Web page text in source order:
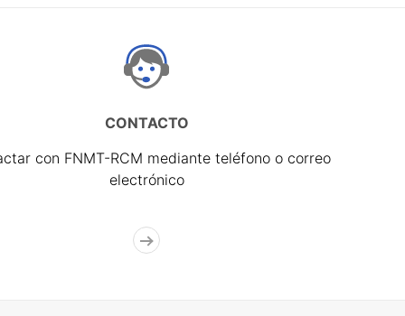
CONTACTO
con FNMT-RCM mediante teléfono o correo
electrónico